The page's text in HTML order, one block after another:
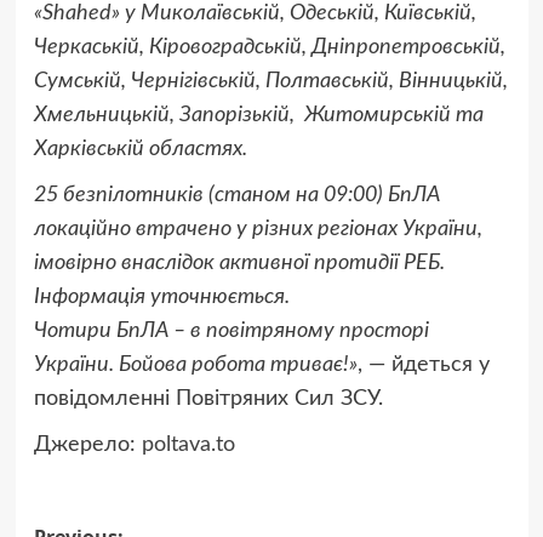
«Shahed» у Миколаївській, Одеській, Київській,
Черкаській, Кіровоградській, Дніпропетровській,
Сумській, Чернігівській, Полтавській, Вінницькій,
Хмельницькій, Запорізькій, Житомирській та
Харківській областях.
25 безпілотників (станом на 09:00) БпЛА
локаційно втрачено у різних регіонах України,
імовірно внаслідок активної протидії РЕБ.
Інформація уточнюється.
Чотири БпЛА – в повітряному просторі
України. Бойова робота триває!», — йдеться у
повідомленні Повітряних Сил ЗСУ.
Джерело: poltava.to